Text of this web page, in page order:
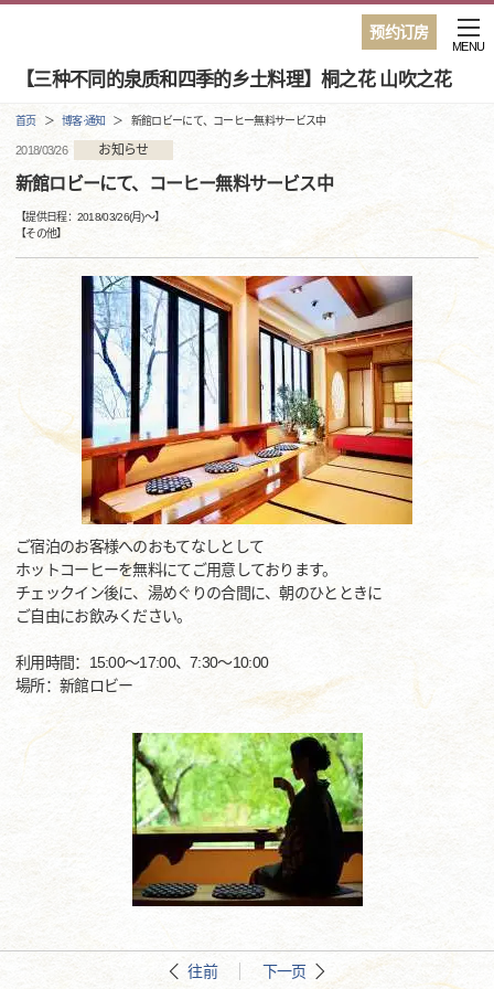
预约订房
【三种不同的泉质和四季的乡土料理】桐之花 山吹之花
MENU
首页 博客·通知 新館ロビーにて、コーヒー無料サービス中
2018/03/26 お知らせ
新館ロビーにて、コーヒー無料サービス中
【提供日程：2018/03/26(月)〜】
【その他】
ご宿泊のお客様へのおもてなしとして
ホットコーヒーを無料にてご用意しております。
チェックイン後に、湯めぐりの合間に、朝のひとときに
ご自由にお飲みください。
利用時間：15:00～17:00、7:30～10:00
場所：新館ロビー
往前 下一页